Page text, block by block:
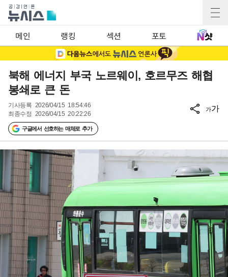
메인 랭킹 섹션 포토
북해 에너지 부국 노르웨이, 호르무즈 해협
봉쇄로 큰 돈
기사등록 2026/04/15 18:54:46
최종수정 2026/04/15 20:22:26
구글에서 선호하는 매체로 추가
가가